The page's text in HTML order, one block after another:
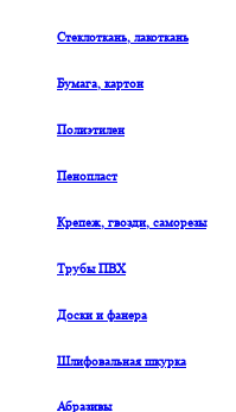
Стеклоткань, лакоткань
Бумага, картон
Полиэтилен
Пенопласт
Крепеж, гвозди, саморезы
Трубы ПВХ
Доски и фанера
Шлифовальная шкурка
Абразивы